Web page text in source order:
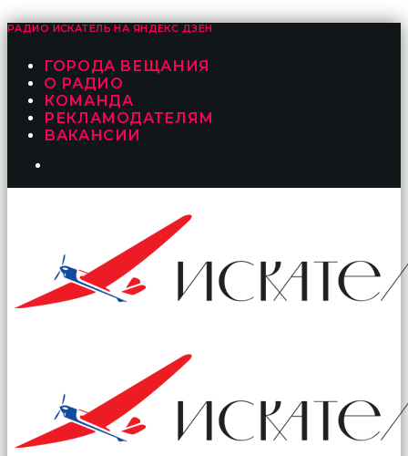
РАДИО ИСКАТЕЛЬ НА ЯНДЕКС ДЗЕН
ГОРОДА ВЕЩАНИЯ
О РАДИО
КОМАНДА
РЕКЛАМОДАТЕЛЯМ
ВАКАНСИИ